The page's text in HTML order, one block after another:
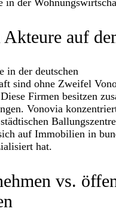
in der
Akteure auf
in der deutschen
sind ohne Zweifel
Firmen besitzen
Vonovia
auf Immobilien in
hat.
vs.